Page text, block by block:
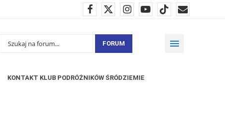
FORUM
KONTAKT KLUB PODRÓŻNIKÓW ŚRÓDZIEMIE